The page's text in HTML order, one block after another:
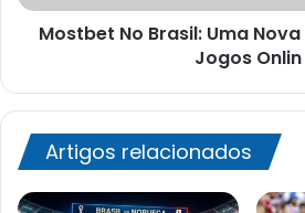
E
JogosMostbet No Brasil: Uma Nova
Jogos Onlin
Artigos relacionados